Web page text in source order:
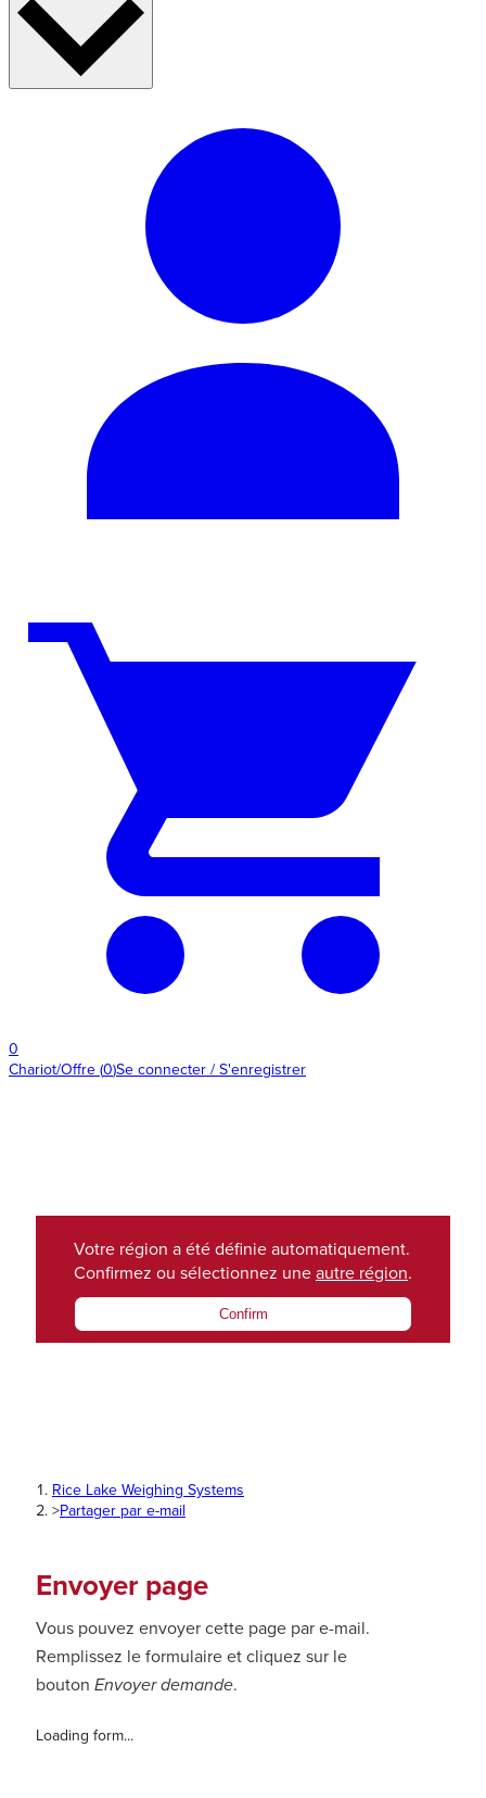
0
Chariot/Offre (0)Se connecter / S'enregistrer
Votre région a été définie automatiquement.
Confirmez ou sélectionnez une autre région.
Confirm
Rice Lake Weighing Systems
>Partager par e-mail
Envoyer page
Vous pouvez envoyer cette page par e-mail.
Remplissez le formulaire et cliquez sur le
bouton Envoyer demande.
Loading form...